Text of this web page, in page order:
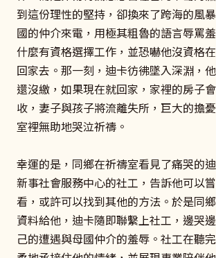
到這份理性的堅持，卻換來了跨海的風
國的仲介來電，用極其粗魯的語言辱罵
什麼有資格選擇工作，並恐嚇他沒資格
回家去。那一刻，迪卡彷彿墜入深淵，
還沒繳，如果現在就回家，家裡的房子
收，妻子與孩子將流離失所，巨大的擔
室裡無助地哭泣祈禱。
幸運的是，同鄉在祈禱室看見了痛哭的
新事社會服務中心的社工，告訴他可以
看，或許可以找到其他的方法。於是同
資料給他，迪卡隨即聯繫上社工，邊哭
己的遭遇與母國仲介的羞辱。社工在聽